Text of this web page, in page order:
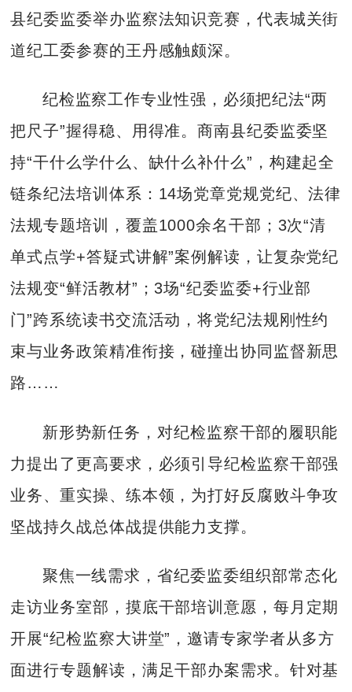
县纪委监委举办监察法知识竞赛，代表城关街
道纪工委参赛的王丹感触颇深。
纪检监察工作专业性强，必须把纪法“两
把尺子”握得稳、用得准。商南县纪委监委坚
持“干什么学什么、缺什么补什么”，构建起全
链条纪法培训体系：14场党章党规党纪、法律
法规专题培训，覆盖1000余名干部；3次“清
单式点学+答疑式讲解”案例解读，让复杂党纪
法规变“鲜活教材”；3场“纪委监委+行业部
门”跨系统读书交流活动，将党纪法规刚性约
束与业务政策精准衔接，碰撞出协同监督新思
路……
新形势新任务，对纪检监察干部的履职能
力提出了更高要求，必须引导纪检监察干部强
业务、重实操、练本领，为打好反腐败斗争攻
坚战持久战总体战提供能力支撑。
聚焦一线需求，省纪委监委组织部常态化
走访业务室部，摸底干部培训意愿，每月定期
开展“纪检监察大讲堂”，邀请专家学者从多方
面进行专题解读，满足干部办案需求。针对基